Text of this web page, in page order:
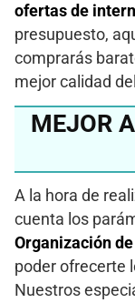
ofertas de
presupuesto,
comprarás
mejor calidad
MEJOR
A la hora de
cuenta los
Organización
poder ofrecerte
Nuestros